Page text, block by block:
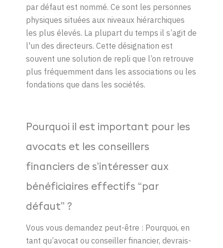
par défaut est nommé. Ce sont les personnes
physiques situées aux niveaux hiérarchiques
les plus élevés. La plupart du temps il s’agit de
l'un des directeurs. Cette désignation est
souvent une solution de repli que l’on retrouve
plus fréquemment dans les associations ou les
fondations que dans les sociétés.
Pourquoi il est important pour les
avocats et les conseillers
financiers de s’intéresser aux
bénéficiaires effectifs “par
défaut” ?
Vous vous demandez peut-être : Pourquoi, en
tant qu’avocat ou conseiller financier, devrais-